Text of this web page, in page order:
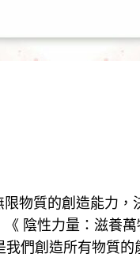
物質的創造能力
陰性力量：滋養
們創造所有物質